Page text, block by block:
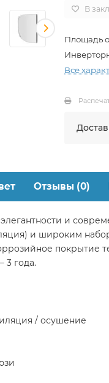
В
Площадь
Все
Отзывы (0)
и
и широким
3 года.
/ осушение